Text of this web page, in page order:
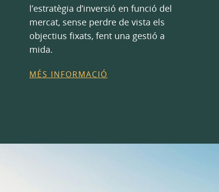
l’estratègia d’inversió en funció del
mercat, sense perdre de vista els
objectius fixats, fent una gestió a
mida.
MÉS INFORMACIÓ